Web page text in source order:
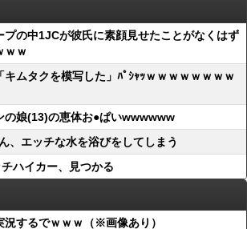
プの中1JCが彼氏に素顔見せたことがなくはず
ｗｗ
キムタクを模写した」ﾊﾟｼｬｯｗｗｗｗｗｗｗｗ
の娘(13)の恵体お●ぱいwwwwww
、エッチな水を浴びをしてしまう
チハイカー、見つかる
するでｗｗｗ（※画像あり）